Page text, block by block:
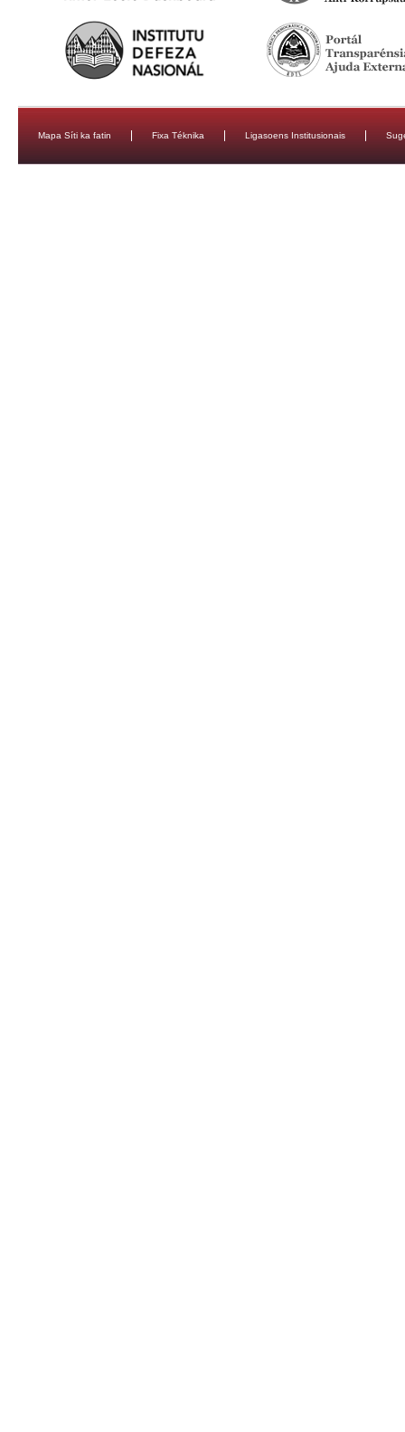
Mapa Síti ka fatin Fixa Téknika Ligasoens Institusionais